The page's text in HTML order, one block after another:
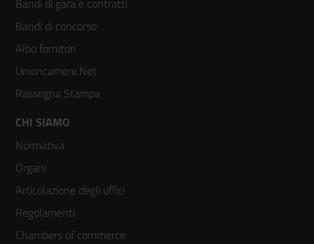
colonna
2
Bandi di gara e contratti
Bandi di concorso
Albo fornitori
Unioncamere.Net
Rassegna Stampa
Footer
menù
colonna
3
CHI SIAMO
Normativa
Organi
Articolazione degli uffici
Regolamenti
Chambers of commerce